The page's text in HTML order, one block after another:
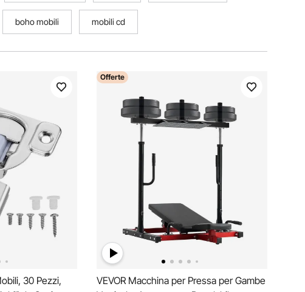
boho mobili mobili cd
30 Pezzi,
Offerte
VEVOR Macchina per Pressa per Gambe